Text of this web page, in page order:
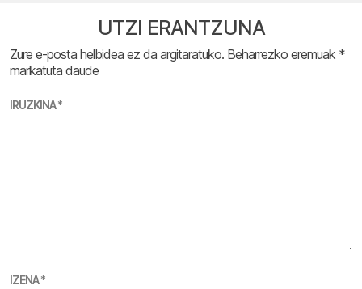
UTZI ERANTZUNA
Zure e-posta helbidea ez da argitaratuko. Beharrezko eremuak *
markatuta daude
IRUZKINA*
IZENA*